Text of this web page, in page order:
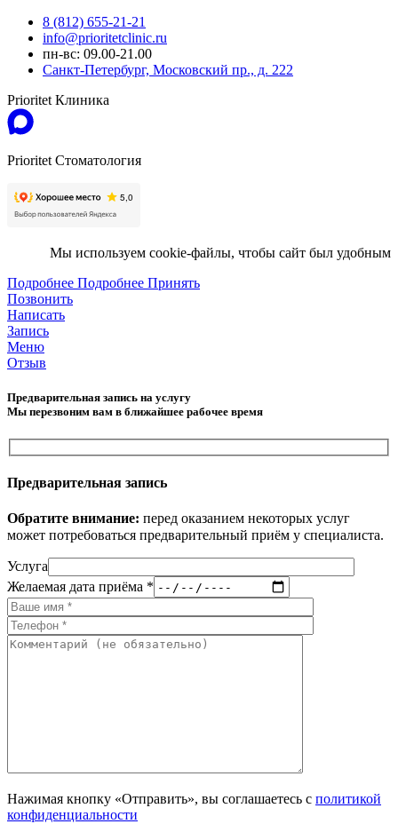
8 (812) 655-21-21
info@prioritetclinic.ru
пн-вс: 09.00-21.00
Санкт-Петербург, Московский пр., д. 222
Prioritet Клиника
Prioritet Стоматология
Мы используем cookie-файлы, чтобы сайт был удобным
Подробнее Подробнее Принять
Позвонить
Написать
Запись
Меню
Отзыв
Предварительная запись на услугу
Мы перезвоним вам в ближайшее рабочее время
Предварительная запись
Обратите внимание: перед оказанием некоторых услуг
может потребоваться предварительный приём у специалиста.
Услуга
Желаемая дата приёма *
Нажимая кнопку «Отправить», вы соглашаетесь с политикой
конфиденциальности